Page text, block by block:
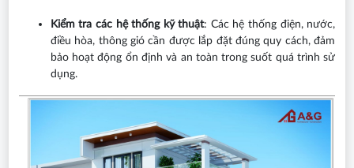
Kiểm tra các hệ thống kỹ thuật: Các hệ thống điện, nước,
điều hòa, thông gió cần được lắp đặt đúng quy cách, đảm
bảo hoạt động ổn định và an toàn trong suốt quá trình sử
dụng.